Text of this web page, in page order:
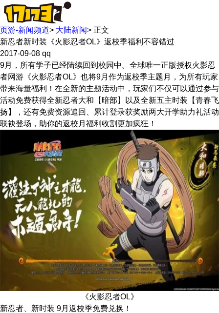
页游-新闻频道> 大陆新闻> 正文
新忍者新时装《火影忍者OL》返校季福利不容错过
2017-09-08 qq
9月，所有学子已经陆续回到校园中。全球唯一正版授权火影忍
者网游《火影忍者OL》也将9月作为返校季主题月，为所有玩家
带来海量福利！在全新的主题活动中，玩家们不仅可以通过参与
活动免费获得全新忍者大和【暗部】以及全新五主时装【青春飞
扬】，还有免费资源追回、累计登录获奖励两大开学助力礼活动
联袂登场，助你的返校月福利收割更加疯狂！
《火影忍者OL》
新忍者、新时装 9月返校季免费兑换！